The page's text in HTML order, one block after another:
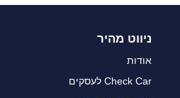
ניווט מהיר
אודות
Check Car לעסקים